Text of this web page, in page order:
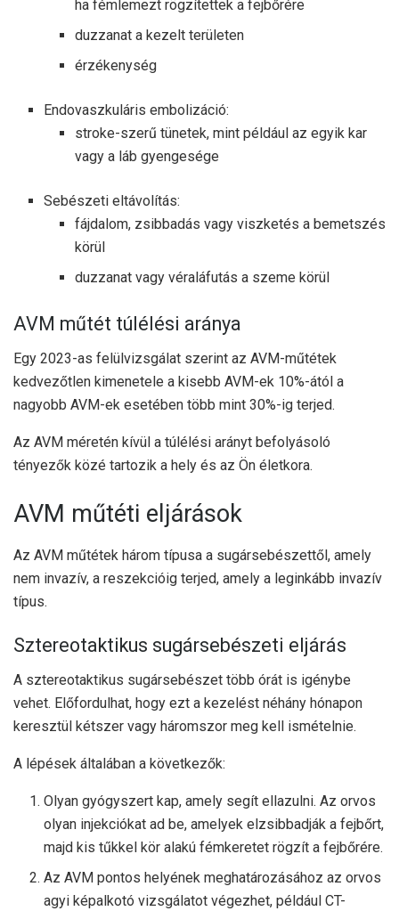
ha fémlemezt rögzítettek a fejbőrére
duzzanat a kezelt területen
érzékenység
Endovaszkuláris embolizáció:
stroke-szerű tünetek, mint például az egyik kar
vagy a láb gyengesége
Sebészeti eltávolítás:
fájdalom, zsibbadás vagy viszketés a bemetszés
körül
duzzanat vagy véraláfutás a szeme körül
AVM műtét túlélési aránya
Egy 2023-as felülvizsgálat szerint az AVM-műtétek
kedvezőtlen kimenetele a kisebb AVM-ek 10%-ától a
nagyobb AVM-ek esetében több mint 30%-ig terjed.
Az AVM méretén kívül a túlélési arányt befolyásoló
tényezők közé tartozik a hely és az Ön életkora.
AVM műtéti eljárások
Az AVM műtétek három típusa a sugársebészettől, amely
nem invazív, a reszekcióig terjed, amely a leginkább invazív
típus.
Sztereotaktikus sugársebészeti eljárás
A sztereotaktikus sugársebészet több órát is igénybe
vehet. Előfordulhat, hogy ezt a kezelést néhány hónapon
keresztül kétszer vagy háromszor meg kell ismételnie.
A lépések általában a következők:
Olyan gyógyszert kap, amely segít ellazulni. Az orvos
olyan injekciókat ad be, amelyek elzsibbadják a fejbőrt,
majd kis tűkkel kör alakú fémkeretet rögzít a fejbőrére.
Az AVM pontos helyének meghatározásához az orvos
agyi képalkotó vizsgálatot végezhet, például CT-